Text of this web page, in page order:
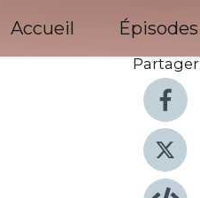
Accueil Épisodes
Partager